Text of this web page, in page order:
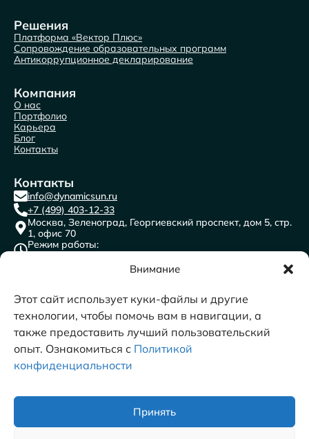
Внимание
Этот сайт использует куки-файлы и другие
технологии, чтобы помочь вам в навигации, а
также предоставить лучший пользовательский
опыт. Ознакомиться с Политикой
конфиденциальности
Принять
Решения
Платформа «Вектор Плюс»
Сопровождение образовательных программ
Антикоррупционное декларирование
Компания
О нас
Портфолио
Карьера
Блог
Контакты
Контакты
info@dynamicsun.ru
+7 (499) 403-12-33
Москва, Зеленоград, Георгиевский проспект, дом 5, стр.
1, офис 70
Режим работы:
пн-пт с 9:00 до 18:00
ОКВЭД 62.0 Разработка компьютерного программного
обеспечения, консультационные услуги в данной области и
другие сопутствующие услуги​
© 2011-2026 DYNAMICSUN